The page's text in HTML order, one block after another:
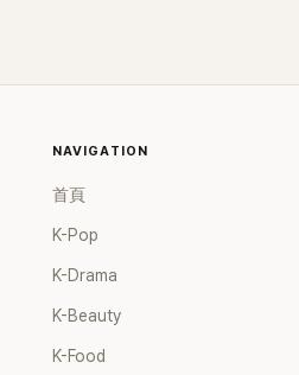
NAVIGATION
首頁
K-Pop
K-Drama
K-Beauty
K-Food